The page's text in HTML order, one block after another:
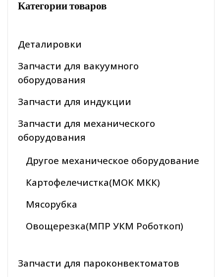
Категории товаров
Деталировки
Запчасти для вакуумного
оборудования
Запчасти для индукции
Запчасти для механического
оборудования
Другое механическое оборудование
Картофелечистка(МОК МКК)
Мясорубка
Овощерезка(МПР УКМ Роботкоп)
Запчасти для пароконвектоматов